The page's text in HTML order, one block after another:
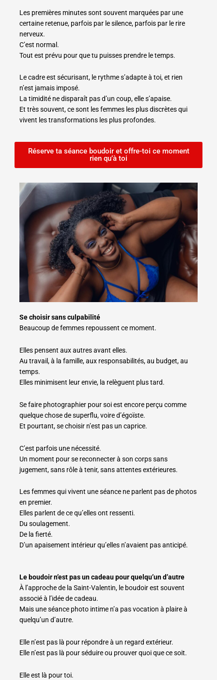
Les premières minutes sont souvent marquées par une
certaine retenue, parfois par le silence, parfois par le rire
nerveux.
C’est normal.
Tout est prévu pour que tu puisses prendre le temps.
Le cadre est sécurisant, le rythme s’adapte à toi, et rien
n’est jamais imposé.
La timidité ne disparaît pas d’un coup, elle s’apaise.
Et très souvent, ce sont les femmes les plus discrètes qui
vivent les transformations les plus profondes.
Réserve ta séance boudoir et offre-toi ce moment
rien qu’à toi
Se choisir sans culpabilité
Beaucoup de femmes repoussent ce moment.
Elles pensent aux autres avant elles.
Au travail, à la famille, aux responsabilités, au budget, au
temps.
Elles minimisent leur envie, la relèguent plus tard.
Se faire photographier pour soi est encore perçu comme
quelque chose de superflu, voire d’égoïste.
Et pourtant, se choisir n’est pas un caprice.
C’est parfois une nécessité.
Un moment pour se reconnecter à son corps sans
jugement, sans rôle à tenir, sans attentes extérieures.
Les femmes qui vivent une séance ne parlent pas de photos
en premier.
Elles parlent de ce qu’elles ont ressenti.
Du soulagement.
De la fierté.
D’un apaisement intérieur qu’elles n’avaient pas anticipé.
Le boudoir n’est pas un cadeau pour quelqu’un d’autre
À l’approche de la Saint-Valentin, le boudoir est souvent
associé à l’idée de cadeau.
Mais une séance photo intime n’a pas vocation à plaire à
quelqu’un d’autre.
Elle n’est pas là pour répondre à un regard extérieur.
Elle n’est pas là pour séduire ou prouver quoi que ce soit.
Elle est là pour toi.